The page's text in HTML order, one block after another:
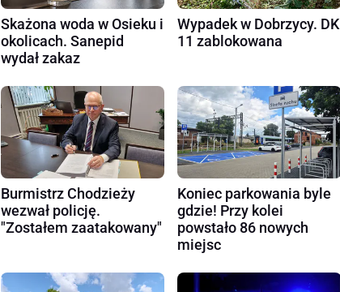
Skażona woda w Osieku i
okolicach. Sanepid
wydał zakaz
Wypadek w Dobrzycy. DK
11 zablokowana
Burmistrz Chodzieży
wezwał policję.
"Zostałem zaatakowany"
Koniec parkowania byle
gdzie! Przy kolei
powstało 86 nowych
miejsc